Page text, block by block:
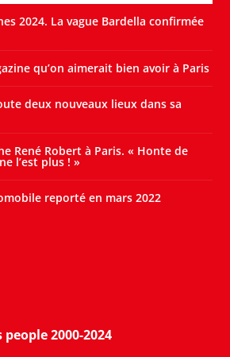
2024. La vague Bardella confirmée
qu’on aimerait bien avoir à Paris
deux nouveaux lieux dans sa
René Robert à Paris. « Honte de
l’est plus ! »
reporté en mars 2022
2000-2024